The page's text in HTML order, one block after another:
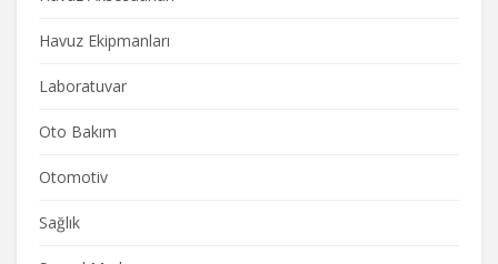
Havuz Ekipmanları
Laboratuvar
Oto Bakım
Otomotiv
Sağlık